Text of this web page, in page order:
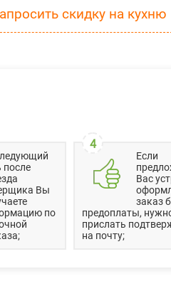
Запросить скидку на кухню
после
Вы
по
4
Если
Вас
заказ
предоплаты,
прислать
на почту;